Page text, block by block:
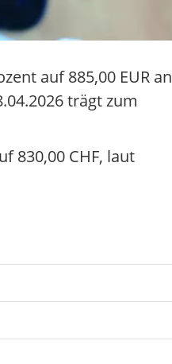
auf 885,00 EUR an
trägt zum
830,00 CHF, laut